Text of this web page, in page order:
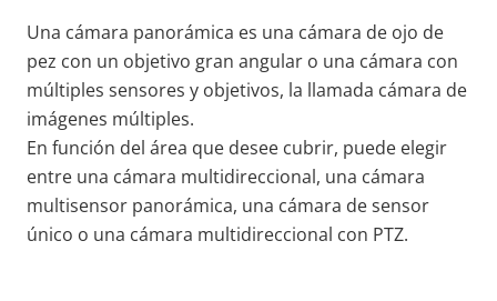
Una cámara panorámica es una cámara de ojo de
pez con un objetivo gran angular o una cámara con
múltiples sensores y objetivos, la llamada cámara de
imágenes múltiples.
En función del área que desee cubrir, puede elegir
entre una cámara multidireccional, una cámara
multisensor panorámica, una cámara de sensor
único o una cámara multidireccional con PTZ.